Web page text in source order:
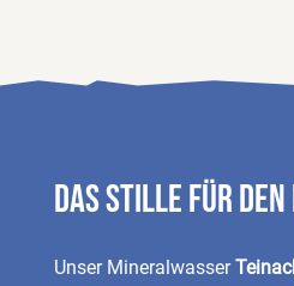
Das Stille für den
Unser Mineralwasser